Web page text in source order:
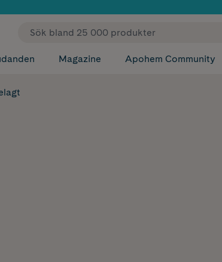
✓ Fri frakt
Magazine Apohem Community